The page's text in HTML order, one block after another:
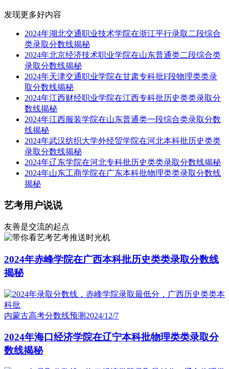
发现更多好内容
2024年湖北交通职业技术学院在浙江平行录取二段综合
类录取分数线揭秘
2024年北京经济技术职业学院在山东普通类二段综合类
录取分数线揭秘
2024年天津交通职业学院在甘肃专科批F段物理类类录
取分数线揭秘
2024年江西财经职业学院在江西专科批历史类类录取分
数线揭秘
2024年江西服装学院在山东普通类一段综合类录取分数
线揭秘
2024年武汉纺织大学外经贸学院在河北本科批历史类类
录取分数线揭秘
2024年辽东学院在河北专科批历史类类录取分数线揭秘
2024年山东工商学院在广东本科批物理类类录取分数线
揭秘
艺考用户说说
友善是交流的起点
艺考推送时光机
2024年赤峰学院在广西本科批历史类类录取分数线
揭秘
内蒙古高考分数线预测 2024/12/7
2024年海口经济学院在辽宁本科批物理类类录取分
数线揭秘